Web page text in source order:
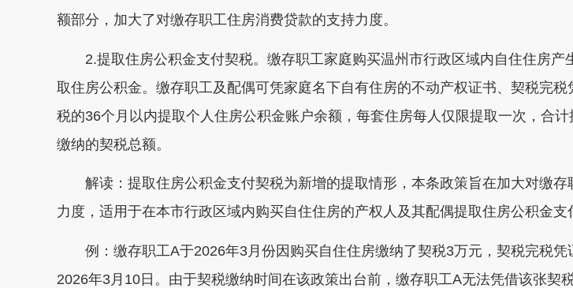
额部分，加大了对缴存职工住房消费贷款的支持力度。
2.提取住房公积金支付契税。缴存职工家庭购买温州市行政区域内自住住房产
取住房公积金。缴存职工及配偶可凭家庭名下自有住房的不动产权证书、契税完税
税的36个月以内提取个人住房公积金账户余额，每套住房每人仅限提取一次，合
缴纳的契税总额。
解读：提取住房公积金支付契税为新增的提取情形，本条政策旨在加大对缴存
力度，适用于在本市行政区域内购买自住住房的产权人及其配偶提取住房公积金支
例：缴存职工A于2026年3月份因购买自住住房缴纳了契税3万元，契税完税凭
2026年3月10日。由于契税缴纳时间在该政策出台前，缴存职工A无法凭借该张契